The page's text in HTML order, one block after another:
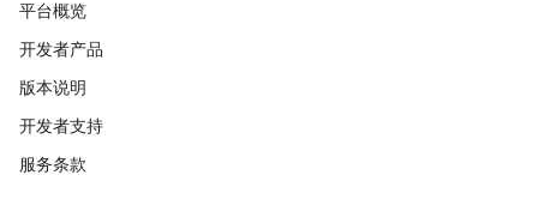
平台概览
开发者产品
版本说明
开发者支持
服务条款